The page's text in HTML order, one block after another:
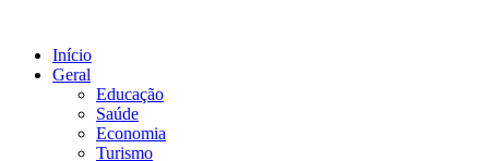
conteúdo
Início
Geral
Educação
Saúde
Economia
Turismo